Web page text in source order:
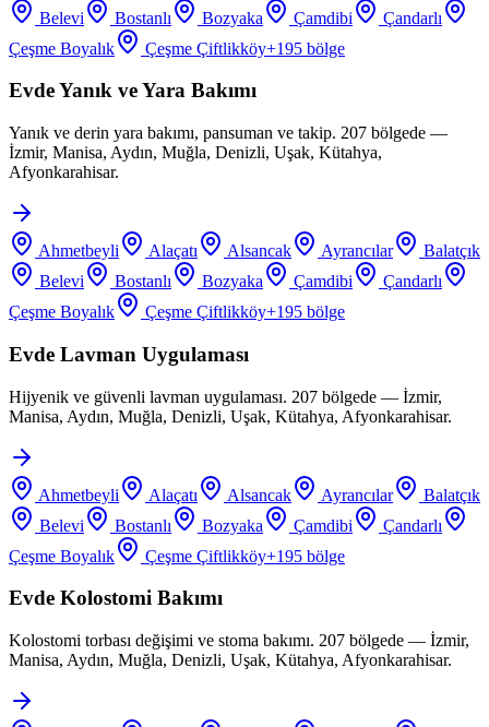
Belevi Bostanlı Bozyaka Çamdibi
Çandarlı
Çeşme Boyalık
Çeşme Çiftlikköy+195 bölge
Evde Yanık ve Yara Bakımı
Yanık ve derin yara bakımı, pansuman ve takip. 207 bölgede —
İzmir, Manisa, Aydın, Muğla, Denizli, Uşak, Kütahya,
Afyonkarahisar.
Ahmetbeyli Alaçatı Alsancak Ayrancılar
Balatçık
Belevi
Bostanlı Bozyaka Çamdibi
Çandarlı
Çeşme Boyalık
Çeşme Çiftlikköy+195 bölge
Evde Lavman Uygulaması
Hijyenik ve güvenli lavman uygulaması. 207 bölgede — İzmir,
Manisa, Aydın, Muğla, Denizli, Uşak, Kütahya, Afyonkarahisar.
Ahmetbeyli Alaçatı Alsancak Ayrancılar
Balatçık
Belevi
Bostanlı Bozyaka Çamdibi
Çandarlı
Çeşme Boyalık
Çeşme Çiftlikköy+195 bölge
Evde Kolostomi Bakımı
Kolostomi torbası değişimi ve stoma bakımı. 207 bölgede — İzmir,
Manisa, Aydın, Muğla, Denizli, Uşak, Kütahya, Afyonkarahisar.